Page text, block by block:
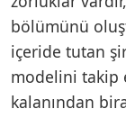
bölümünü
içeride tutan
modelini takip
kalanından